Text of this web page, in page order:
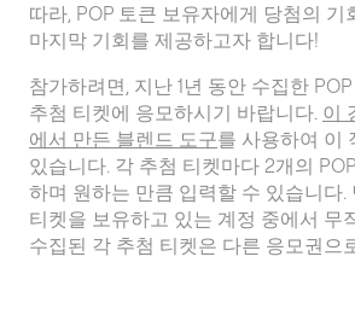
따라, POP 토큰 보유자에게 당첨의 기
마지막 기회를 제공하고자 합니다!
참가하려면, 지난 1년 동안 수집한
추첨 티켓에 응모하시기 바랍니다. 이
에서 만든 블렌드 도구를 사용하여 이
있습니다. 각 추첨 티켓마다 2개의
하며 원하는 만큼 입력할 수 있습니다.
티켓을 보유하고 있는 계정 중에서 무
수집된 각 추첨 티켓은 다른 응모권으